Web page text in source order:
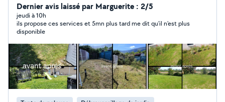
peinture, nettoyage terrasse façade. Entretien d'espace
vert: débroussaillage, tonte de pelouse, taille de haie et
d'arbustes.: autre prestation sur demande.
Déplacement et devis gratuit n'hésitez pas à me
contacter
Dernier avis laissé par Marguerite : 2/5
jeudi à 10h
ils propose ces services et 5mn plus tard me dit qu'il n'est plus
disponible